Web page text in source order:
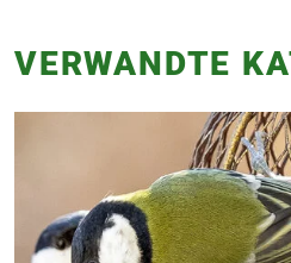
VERWANDTE